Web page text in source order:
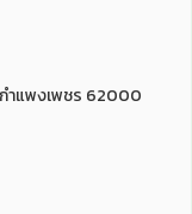
ำแพงเพชร 62000